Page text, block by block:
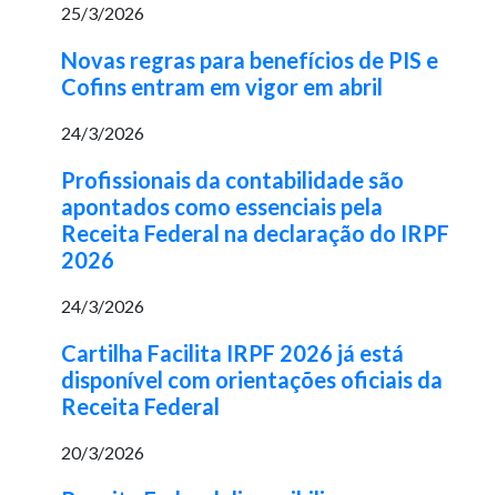
25/3/2026
Novas regras para benefícios de PIS e
Cofins entram em vigor em abril
24/3/2026
Profissionais da contabilidade são
apontados como essenciais pela
Receita Federal na declaração do IRPF
2026
24/3/2026
Cartilha Facilita IRPF 2026 já está
disponível com orientações oficiais da
Receita Federal
20/3/2026